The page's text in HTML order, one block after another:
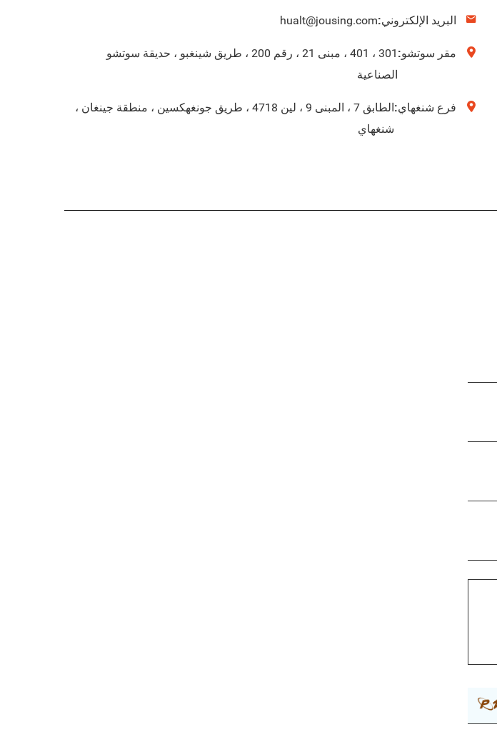
البريد الإلكتروني:hualt@jousing.com
مقر سوتشو:
301 ، 401 ، مبنى 21 ، رقم 200 ، طريق شينغبو ، حديقة سوتشو
الصناعية
فرع شنغهاي:
الطابق 7 ، المبنى 9 ، لين 4718 ، طريق جونغهكسين ، منطقة جينغان ،
شنغهاي